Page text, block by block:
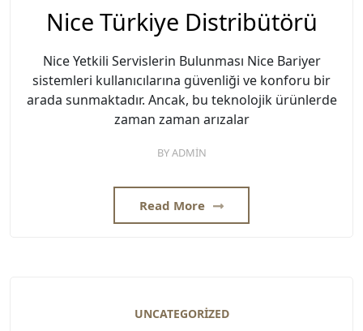
Nice Türkiye Distribütörü
Nice Yetkili Servislerin Bulunması Nice Bariyer
sistemleri kullanıcılarına güvenliği ve konforu bir
arada sunmaktadır. Ancak, bu teknolojik ürünlerde
zaman zaman arızalar
BYADMIN
Read More
UNCATEGORIZED